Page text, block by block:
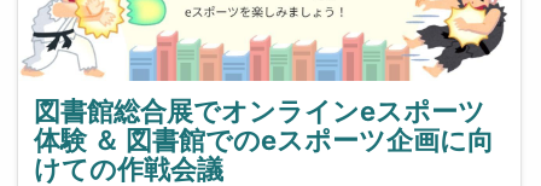
図書館総合展でオンラインeスポーツ
体験 ＆ 図書館でのeスポーツ企画に向
けての作戦会議